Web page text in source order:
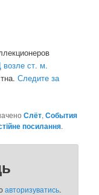
ст. м.
Следите за
Слёт, События
посилання.
авторизуватись.